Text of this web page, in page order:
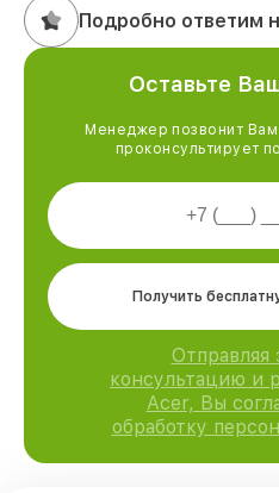
Подробно ответим
Оставьте
Менеджер позвонит Вам
проконсультирует
Получить
Отправляя
консультацию и
Acer, Вы
обработку